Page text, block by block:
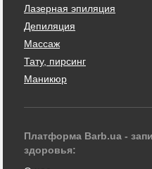
Лазерная эпиляция
Депиляция
Массаж
Тату, пирсинг
Маникюр
Платформа Barb.ua -
здоровья: